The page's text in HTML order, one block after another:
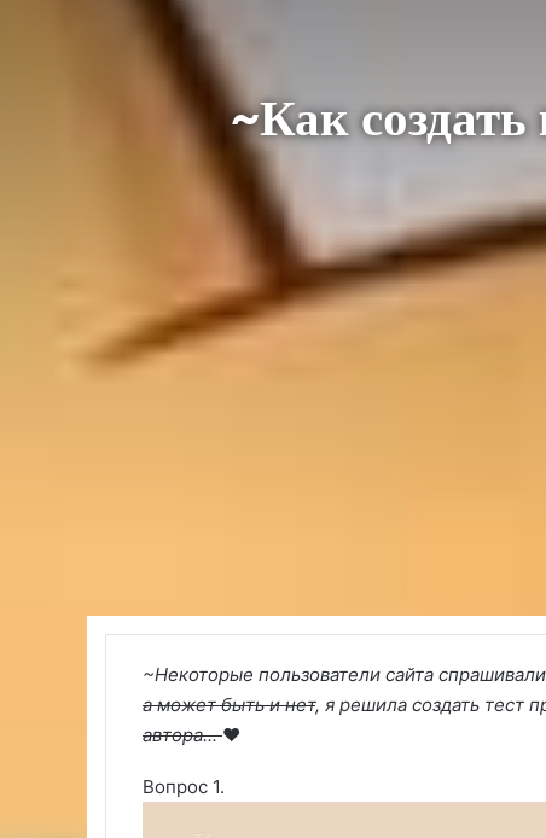
~Как
~Некоторые пользователи сайта
а может быть и нет, я решила создать тест
автора...❤️
Вопрос 1.